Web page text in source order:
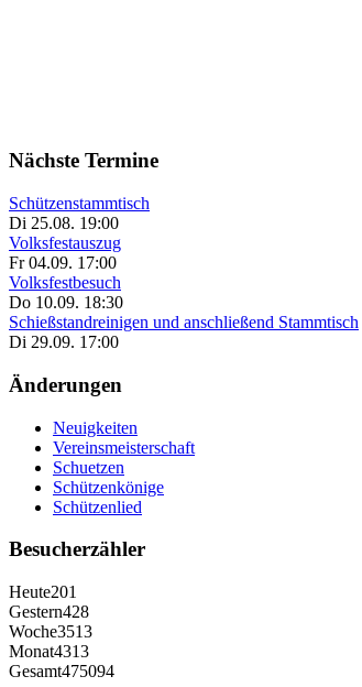
Nächste Termine
Schützenstammtisch
Di 25.08. 19:00
Volksfestauszug
Fr 04.09. 17:00
Volksfestbesuch
Do 10.09. 18:30
Schießstandreinigen und anschließend Stammtisch
Di 29.09. 17:00
Änderungen
Neuigkeiten
Vereinsmeisterschaft
Schuetzen
Schützenkönige
Schützenlied
Besucherzähler
Heute201
Gestern428
Woche3513
Monat4313
Gesamt475094